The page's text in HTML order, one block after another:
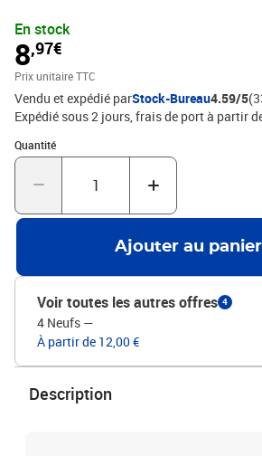
LETRATAG
En stock
8,97€
Prix unitaire TTC
Vendu et expédié parStock-Bureau4.59/5
Expédié sous 2 jours, frais de port à partir
Quantité
Quantité : 1
Ajouter au panier
Voir toutes les autres offres 4
4 Neufs —
À partir de 12,00 €
Description